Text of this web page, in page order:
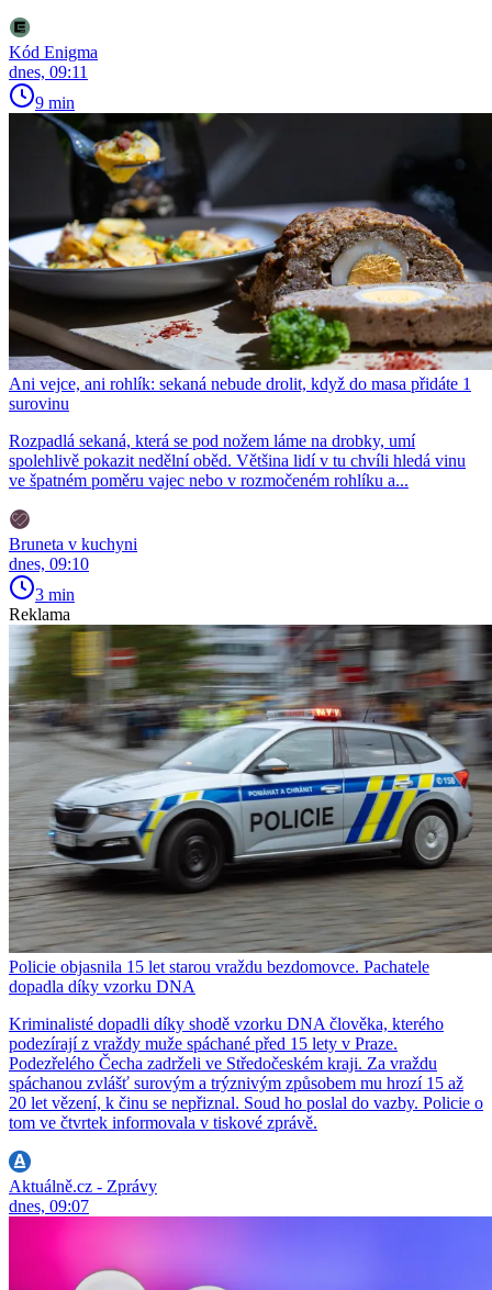
Kód Enigma
dnes, 09:11
9 min
Ani vejce, ani rohlík: sekaná nebude drolit, když do masa přidáte 1
surovinu
Rozpadlá sekaná, která se pod nožem láme na drobky, umí
spolehlivě pokazit nedělní oběd. Většina lidí v tu chvíli hledá vinu
ve špatném poměru vajec nebo v rozmočeném rohlíku a...
Bruneta v kuchyni
dnes, 09:10
3 min
Reklama
Policie objasnila 15 let starou vraždu bezdomovce. Pachatele
dopadla díky vzorku DNA
Kriminalisté dopadli díky shodě vzorku DNA člověka, kterého
podezírají z vraždy muže spáchané před 15 lety v Praze.
Podezřelého Čecha zadrželi ve Středočeském kraji. Za vraždu
spáchanou zvlášť surovým a trýznivým způsobem mu hrozí 15 až
20 let vězení, k činu se nepřiznal. Soud ho poslal do vazby. Policie o
tom ve čtvrtek informovala v tiskové zprávě.
Aktuálně.cz - Zprávy
dnes, 09:07